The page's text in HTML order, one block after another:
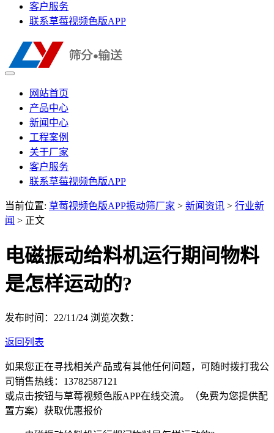
客户服务
联系草莓视频色版APP
网站首页
产品中心
新闻中心
工程案例
关于厂家
客户服务
联系草莓视频色版APP
当前位置: 草莓视频色版APP振动筛厂家 > 新闻资讯 > 行业新
闻 > 正文
电磁振动给料机运行期间物料
是怎样运动的?
发布时间：22/11/24 浏览次数：
返回列表
如果您正在寻找相关产品或有其他任何问题，可随时拨打我公
司销售热线： 13782587121
或点击按钮与草莓视频色版APP在线交流。（免费为您提供配
置方案） 获取优惠报价